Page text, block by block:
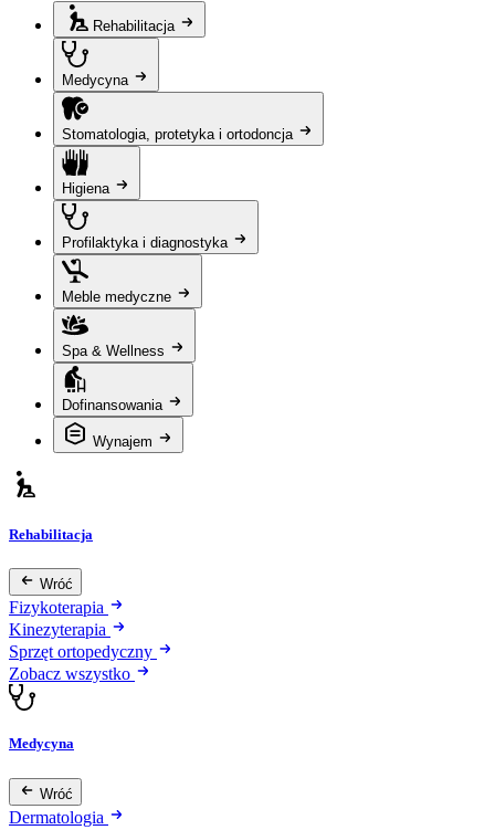
Rehabilitacja
Medycyna
Stomatologia, protetyka i ortodoncja
Higiena
Profilaktyka i diagnostyka
Meble medyczne
Spa & Wellness
Dofinansowania
Wynajem
Rehabilitacja
Wróć
Fizykoterapia
Kinezyterapia
Sprzęt ortopedyczny
Zobacz wszystko
Medycyna
Wróć
Dermatologia